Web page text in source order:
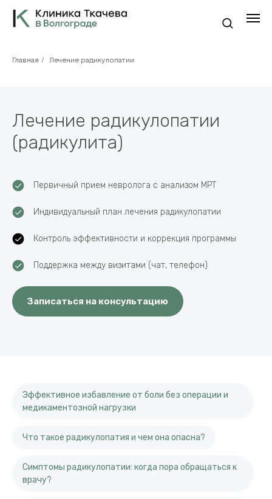
Главная / Лечение радикулопатии
Лечение радикулопатии
(радикулита)
Первичный прием невролога с анализом МРТ
Индивидуальный план лечения радикулопатии
Контроль эффективности и коррекция программы
Поддержка между визитами (чат, телефон)
Записаться на консультацию
Эффективное избавление от боли без операции и
медикаментозной нагрузки
Что такое радикулопатия и чем она опасна?
Симптомы радикулопатии: когда пора обращаться к
врачу?